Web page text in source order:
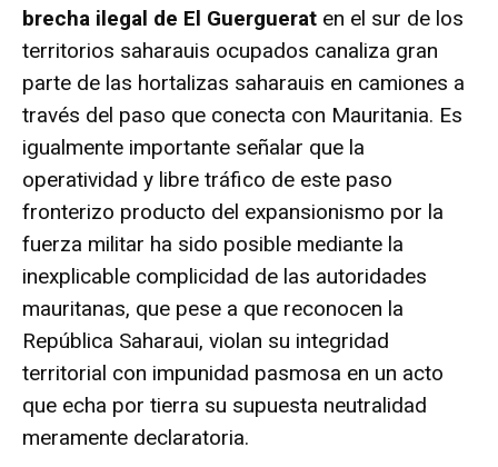
brecha ilegal de El Guerguerat en el sur de los
territorios saharauis ocupados canaliza gran
parte de las hortalizas saharauis en camiones a
través del paso que conecta con Mauritania. Es
igualmente importante señalar que la
operatividad y libre tráfico de este paso
fronterizo producto del expansionismo por la
fuerza militar ha sido posible mediante la
inexplicable complicidad de las autoridades
mauritanas, que pese a que reconocen la
República Saharaui, violan su integridad
territorial con impunidad pasmosa en un acto
que echa por tierra su supuesta neutralidad
meramente declaratoria.